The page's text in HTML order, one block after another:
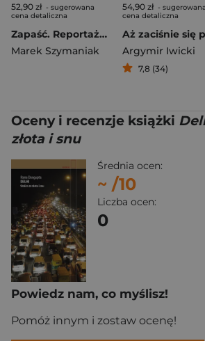
52,90 zł - sugerowana
cena detaliczna
Zapaść. Reportaże z mniejszych miast wyd. 2
Marek Szymaniak
54,90 zł - sugerowana
cena detaliczna
Argymir Iwicki
7,8 (34)
Oceny i recenzje książki
złota i snu
Średnia ocen:
~ /10
Liczba ocen:
0
Powiedz nam, co myślisz!
Pomóż innym i zostaw ocenę!